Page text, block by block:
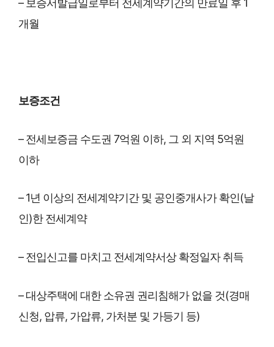
– 보증서발급일로부터 전세계약기간의 만료일 후 1
개월
보증조건
– 전세보증금 수도권 7억원 이하, 그 외 지역 5억원
이하
– 1년 이상의 전세계약기간 및 공인중개사가 확인(날
인)한 전세계약
– 전입신고를 마치고 전세계약서상 확정일자 취득
– 대상주택에 대한 소유권 권리침해가 없을 것(경매
신청, 압류, 가압류, 가처분 및 가등기 등)